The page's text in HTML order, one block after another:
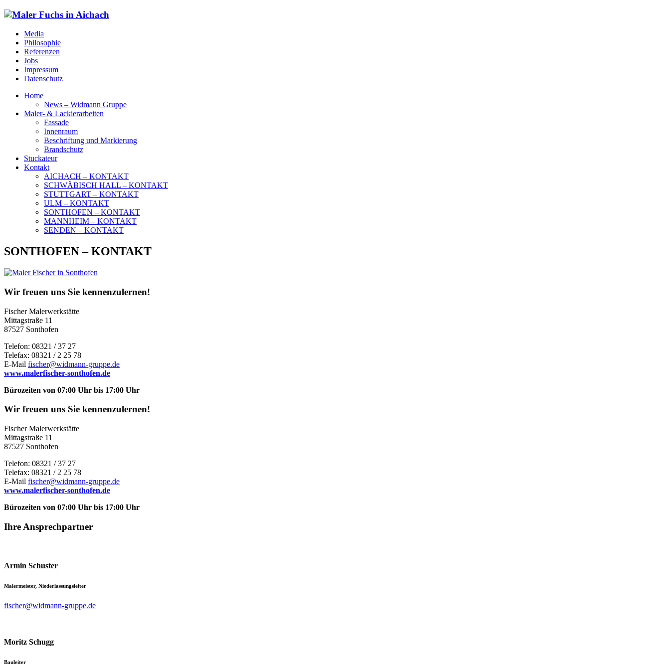
Media
Philosophie
Referenzen
Jobs
Impressum
Datenschutz
Home
News – Widmann Gruppe
Maler- & Lackierarbeiten
Fassade
Innenraum
Beschriftung und Markierung
Brandschutz
Stuckateur
Kontakt
AICHACH – KONTAKT
SCHWÄBISCH HALL – KONTAKT
STUTTGART – KONTAKT
ULM – KONTAKT
SONTHOFEN – KONTAKT
MANNHEIM – KONTAKT
SENDEN – KONTAKT
SONTHOFEN – KONTAKT
Wir freuen uns Sie kennenzulernen!
Fischer Malerwerkstätte
Mittagstraße 11
87527 Sonthofen
Telefon: 08321 / 37 27
Telefax: 08321 / 2 25 78
E-Mail fischer@widmann-gruppe.de
www.malerfischer-sonthofen.de
Bürozeiten von 07:00 Uhr bis 17:00 Uhr
Wir freuen uns Sie kennenzulernen!
Fischer Malerwerkstätte
Mittagstraße 11
87527 Sonthofen
Telefon: 08321 / 37 27
Telefax: 08321 / 2 25 78
E-Mail fischer@widmann-gruppe.de
www.malerfischer-sonthofen.de
Bürozeiten von 07:00 Uhr bis 17:00 Uhr
Ihre Ansprechpartner
Armin Schuster
Malermeister, Niederlassungsleiter
fischer@widmann-gruppe.de
Moritz Schugg
Bauleiter